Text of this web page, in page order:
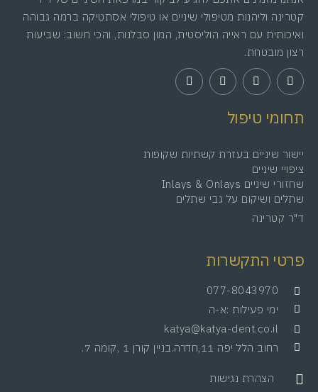
תחומי טיפול
יישור שיניים בעזרת קשתיות שקופות
ציפויי שיניים
שחזורי שיניים Inlays & Onlays
שתלים ושיקום על גבי שתלים
ד"ר קטרינה
פרטי התקשרות
077-8043970
ימי פעילות :א-ה
katya@katya-dent.co.il
רחוב הלל יפה 11,חדרה.בניין קורן 1 ,קומה 7.
הצהרת נגישות
קטרינה וליהנות מטיפולי שיניים או טיפולי אסתטיקה ברמה גבוהה
ואיכותית עם ראייה הוליסטית, המון סבלנות, והכי חשוב: שביעות
רצון מובטחת.